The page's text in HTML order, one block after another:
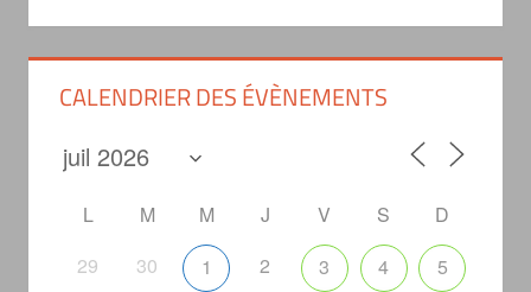
CALENDRIER DES ÉVÈNEMENTS
L M M J V S
D
29
30 1 2 3 4 5